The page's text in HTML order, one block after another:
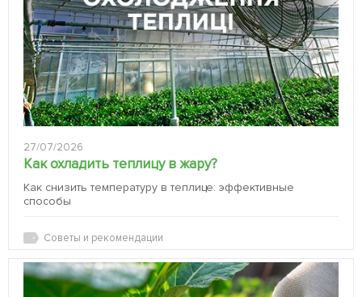
27/07/2026
Как охладить теплицу в жару?
Как снизить температуру в теплице: эффективные
способы
Советы и рекомендации